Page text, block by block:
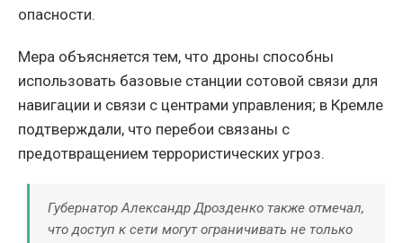
опасности.
Мера объясняется тем, что дроны способны
использовать базовые станции сотовой связи для
навигации и связи с центрами управления; в Кремле
подтверждали, что перебои связаны с
предотвращением террористических угроз.
Губернатор Александр Дрозденко также отмечал,
что доступ к сети могут ограничивать не только